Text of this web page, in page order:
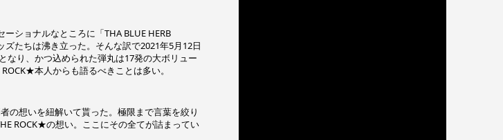
ショナルなところに「THA BLUE HERB
ズたちは沸き立った。そんな訳で2021年5月12日
なり、かつ込められた弾丸は17発の大ボリュー
本人からも語るべきことは多い。
の想いを紐解いて貰った。極限まで言葉を絞り
ROCK★の想い。ここにその全てが詰まってい